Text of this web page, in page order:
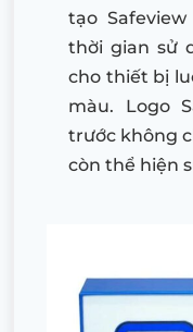
tạo
thời gian sử
cho thiết bị
màu. Logo
trước không
còn thể hiện